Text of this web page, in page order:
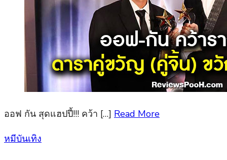
ออฟ กัน สุดแฮปปี้!!! คว้า […] Read More
Posted
หมีบันเทิง